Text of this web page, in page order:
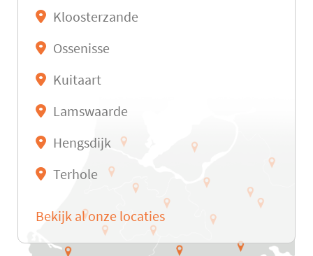
Kloosterzande
Ossenisse
Kuitaart
Lamswaarde
Hengsdijk
Terhole
Bekijk al onze locaties